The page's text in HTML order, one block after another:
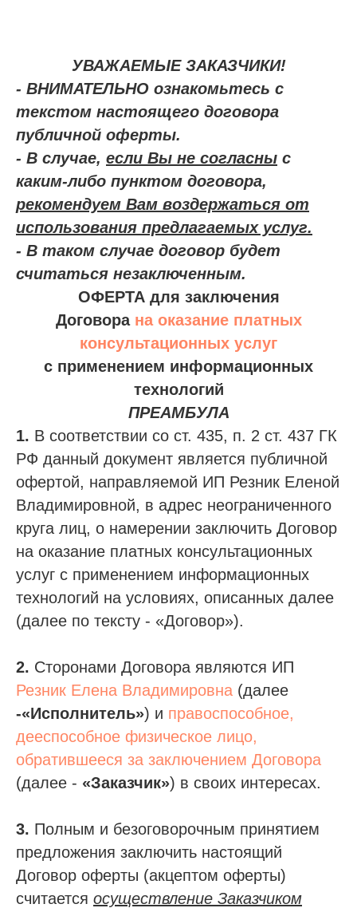
УВАЖАЕМЫЕ ЗАКАЗЧИКИ!
- ВНИМАТЕЛЬНО ознакомьтесь с
текстом настоящего договора
публичной оферты.
- В случае, если Вы не согласны с
каким-либо пунктом договора,
рекомендуем Вам воздержаться от
использования предлагаемых услуг.
- В таком случае договор будет
считаться незаключенным.
ОФЕРТА для заключения
Договора на оказание платных
консультационных услуг
с применением информационных
технологий
ПРЕАМБУЛА
1. В соответствии со ст. 435, п. 2 ст. 437 ГК
РФ данный документ является публичной
офертой, направляемой ИП Резник Еленой
Владимировной, в адрес неограниченного
круга лиц, о намерении заключить Договор
на оказание платных консультационных
услуг с применением информационных
технологий на условиях, описанных далее
(далее по тексту - «Договор»).
2. Сторонами Договора являются ИП
Резник Елена Владимировна (далее
-«Исполнитель») и правоспособное,
дееспособное физическое лицо,
обратившееся за заключением Договора
(далее - «Заказчик») в своих интересах.
3. Полным и безоговорочным принятием
предложения заключить настоящий
Договор оферты (акцептом оферты)
считается осуществление Заказчиком